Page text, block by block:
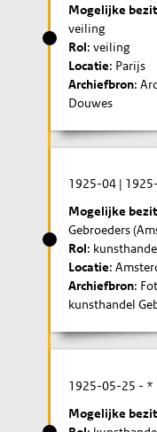
Mogelijke
veiling
Rol: veiling
Locatie: Parijs
Archiefbron:
Douwes
1925-04 |
Mogelijke
Gebroeders
Rol:
Locatie:
Archiefbron:
kunsthandel
1925-05-25 - *
Mogelijke